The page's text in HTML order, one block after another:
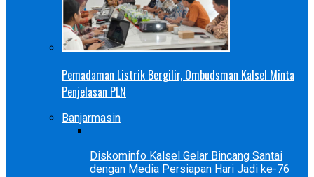
Pemadaman Listrik Bergilir, Ombudsman Kalsel Minta
Penjelasan PLN
Banjarmasin
Diskominfo Kalsel Gelar Bincang Santai
dengan Media Persiapan Hari Jadi ke-76